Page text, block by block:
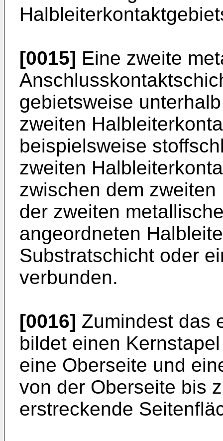
[0015] Eine zweite
gebietsweise
zweiten
beispielsweise
zweiten
zwischen dem
der zweiten
angeordneten
Substratschicht oder
verbunden.
[0016] Zumindest das
bildet einen
eine Oberseite und
von der Oberseite bis
erstreckende